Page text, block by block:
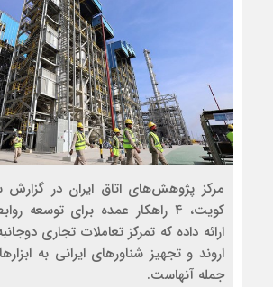
مرکز پژوهش‌های اتاق ایران در
کویت، 4 راهکار عمده برای توسعه
ارائه داده که تمرکز تعاملات تجاری
اروند و تجهیز شناورهای ایرانی به
جمله آنهاست.